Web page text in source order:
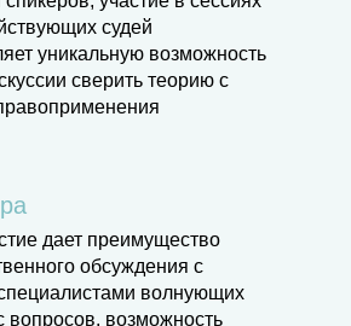
судей
уникальную возможность
сверить теорию с
дает преимущество
обсуждения с
волнующих
вопросов, возможность